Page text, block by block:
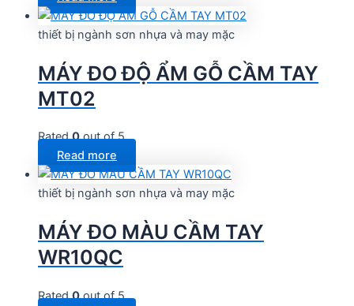
thiết bị ngành sơn nhựa và may mặc
MÁY ĐO ĐỘ ẨM GỖ CẦM TAY
MT02
Rated0out of 5
Read more
thiết bị ngành sơn nhựa và may mặc
MÁY ĐO MÀU CẦM TAY
WR10QC
Rated0out of 5